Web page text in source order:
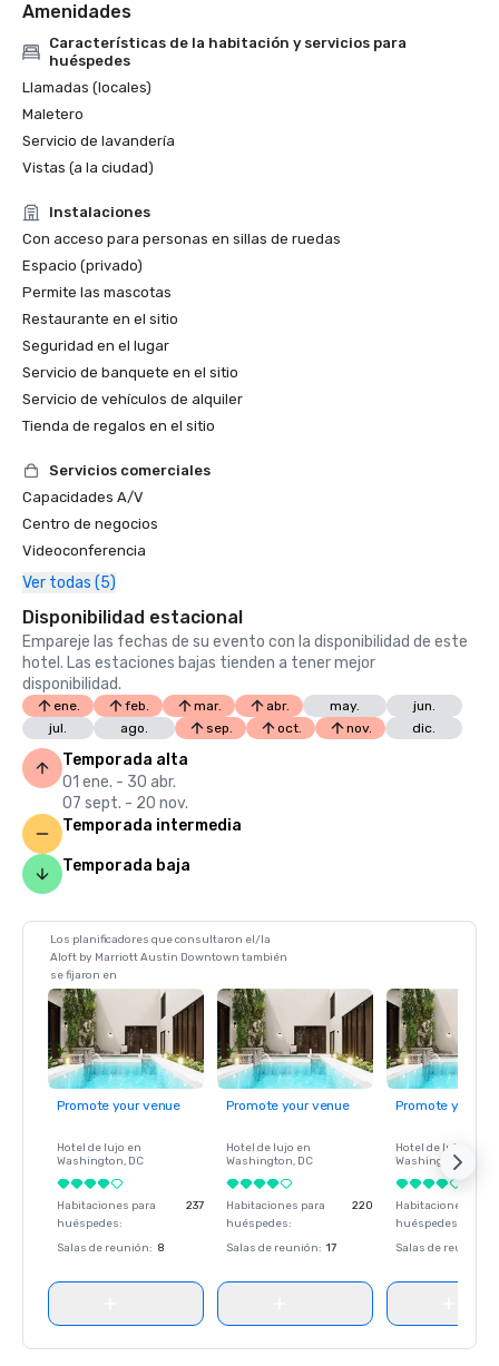
Amenidades
Características de la habitación y servicios para
huéspedes
Llamadas (locales)
Maletero
Servicio de lavandería
Vistas (a la ciudad)
Instalaciones
Con acceso para personas en sillas de ruedas
Espacio (privado)
Permite las mascotas
Restaurante en el sitio
Seguridad en el lugar
Servicio de banquete en el sitio
Servicio de vehículos de alquiler
Tienda de regalos en el sitio
Servicios comerciales
Capacidades A/V
Centro de negocios
Videoconferencia
Ver todas (5)
Disponibilidad estacional
Empareje las fechas de su evento con la disponibilidad de este
hotel. Las estaciones bajas tienden a tener mejor
disponibilidad.
ene. feb. mar. abr. may.
jun.
jul.
ago. sep. oct. nov. dic.
Temporada alta
01 ene. - 30 abr.
07 sept. - 20 nov.
Temporada intermedia
Temporada baja
Los planificadores que consultaron el/la
Aloft by Marriott Austin Downtown también
se fijaron en
Promote your venue
Hotel de lujo en
Washington, DC
Habitaciones para
huéspedes:
237
Salas de reunión: 8
Promote your venue
Hotel de lujo en
Washington, DC
Habitaciones para
huéspedes:
220
Salas de reunión: 17
Promote your
Hotel de lujo en
Washington
Habitaciones para
huéspedes
Salas de reunión